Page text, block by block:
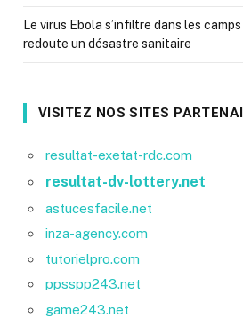
Le virus Ebola s’infiltre dans les
redoute un désastre sanitaire
VISITEZ NOS SITES
resultat-exetat-rdc.com
resultat-dv-lottery.net
astucesfacile.net
inza-agency.com
tutorielpro.com
ppsspp243.net
game243.net